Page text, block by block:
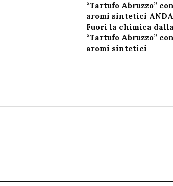
“Tartufo Abruzzo”
aromi sintetici
Fuori la chimica
“Tartufo Abruzzo”
aromi sintetici